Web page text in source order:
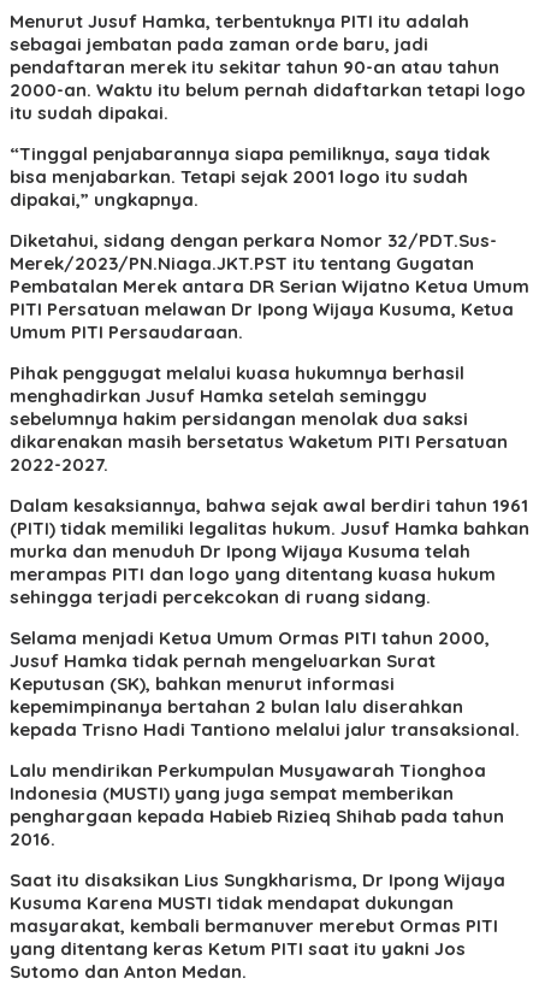
Menurut Jusuf Hamka, terbentuknya PITI itu adalah
sebagai jembatan pada zaman orde baru, jadi
pendaftaran merek itu sekitar tahun 90-an atau tahun
2000-an. Waktu itu belum pernah didaftarkan tetapi logo
itu sudah dipakai.
“Tinggal penjabarannya siapa pemiliknya, saya tidak
bisa menjabarkan. Tetapi sejak 2001 logo itu sudah
dipakai,” ungkapnya.
Diketahui, sidang dengan perkara Nomor 32/PDT.Sus-
Merek/2023/PN.Niaga.JKT.PST itu tentang Gugatan
Pembatalan Merek antara DR Serian Wijatno Ketua Umum
PITI Persatuan melawan Dr Ipong Wijaya Kusuma, Ketua
Umum PITI Persaudaraan.
Pihak penggugat melalui kuasa hukumnya berhasil
menghadirkan Jusuf Hamka setelah seminggu
sebelumnya hakim persidangan menolak dua saksi
dikarenakan masih bersetatus Waketum PITI Persatuan
2022-2027.
Dalam kesaksiannya, bahwa sejak awal berdiri tahun 1961
(PITI) tidak memiliki legalitas hukum. Jusuf Hamka bahkan
murka dan menuduh Dr Ipong Wijaya Kusuma telah
merampas PITI dan logo yang ditentang kuasa hukum
sehingga terjadi percekcokan di ruang sidang.
Selama menjadi Ketua Umum Ormas PITI tahun 2000,
Jusuf Hamka tidak pernah mengeluarkan Surat
Keputusan (SK), bahkan menurut informasi
kepemimpinanya bertahan 2 bulan lalu diserahkan
kepada Trisno Hadi Tantiono melalui jalur transaksional.
Lalu mendirikan Perkumpulan Musyawarah Tionghoa
Indonesia (MUSTI) yang juga sempat memberikan
penghargaan kepada Habieb Rizieq Shihab pada tahun
2016.
Saat itu disaksikan Lius Sungkharisma, Dr Ipong Wijaya
Kusuma Karena MUSTI tidak mendapat dukungan
masyarakat, kembali bermanuver merebut Ormas PITI
yang ditentang keras Ketum PITI saat itu yakni Jos
Sutomo dan Anton Medan.